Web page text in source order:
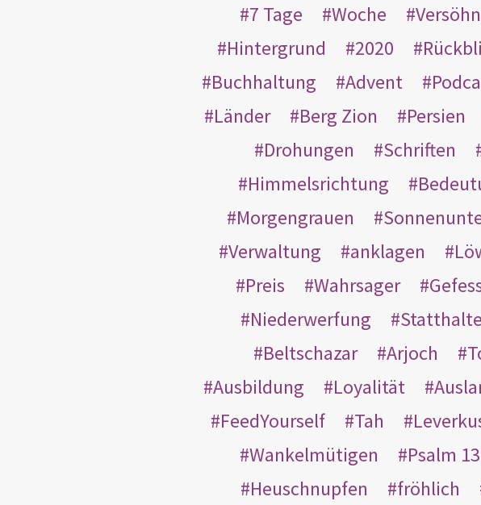
7 Tage
Woche
Hintergrund
2020
Buchhaltung
Advent
Länder
Berg Zion Persien
Drohungen
Schriften
Himmelsrichtung
Morgengrauen
Verwaltung
anklagen
Preis
Wahrsager
Niederwerfung
Beltschazar
Arjoch
Ausbildung
Loyalität
FeedYourself
Tah
Wankelmütigen
Psalm
Heuschnupfen
fröhlich